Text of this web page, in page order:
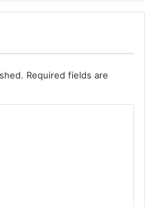
Required fields are